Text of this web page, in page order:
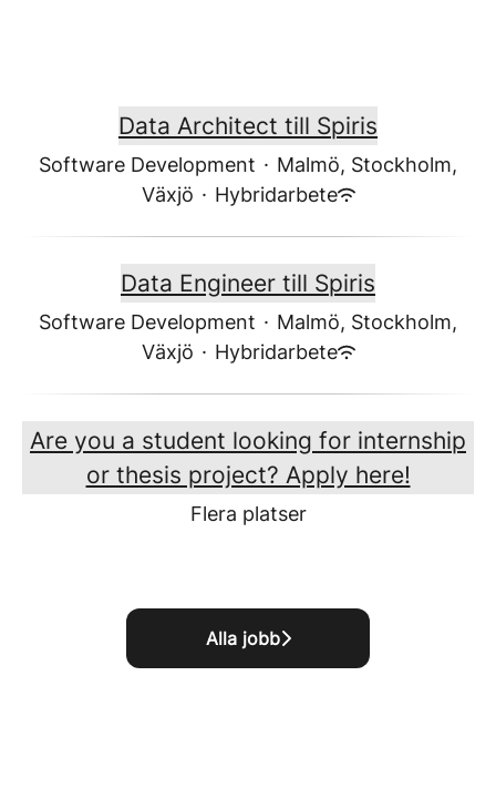
Data Architect till Spiris
Software Development · Malmö, Stockholm,
Växjö · Hybridarbete
Data Engineer till Spiris
Software Development · Malmö, Stockholm,
Växjö · Hybridarbete
Are you a student looking for internship
or thesis project? Apply here!
Flera platser
Alla jobb